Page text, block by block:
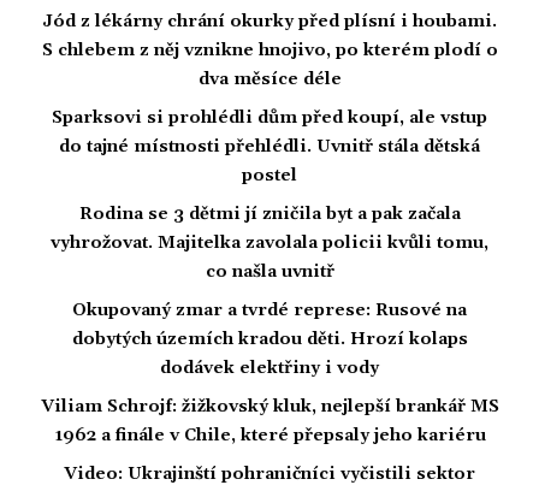
Jód z lékárny chrání okurky před plísní i houbami.
S chlebem z něj vznikne hnojivo, po kterém plodí o
dva měsíce déle
Sparksovi si prohlédli dům před koupí, ale vstup
do tajné místnosti přehlédli. Uvnitř stála dětská
postel
Rodina se 3 dětmi jí zničila byt a pak začala
vyhrožovat. Majitelka zavolala policii kvůli tomu,
co našla uvnitř
Okupovaný zmar a tvrdé represe: Rusové na
dobytých územích kradou děti. Hrozí kolaps
dodávek elektřiny i vody
Viliam Schrojf: žižkovský kluk, nejlepší brankář MS
1962 a finále v Chile, které přepsaly jeho kariéru
Video: Ukrajinští pohraničníci vyčistili sektor